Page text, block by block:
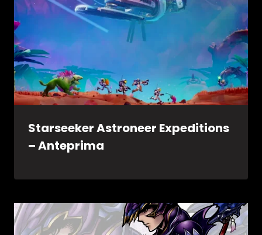
Starseeker Astroneer Expeditions
– Anteprima